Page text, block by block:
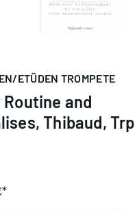
ETÜDEN TROMPETE
Routine and
Thibaud, Trp